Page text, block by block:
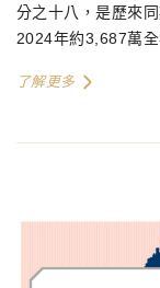
分之十八，是歷來
2024年約3,687萬
了解更多